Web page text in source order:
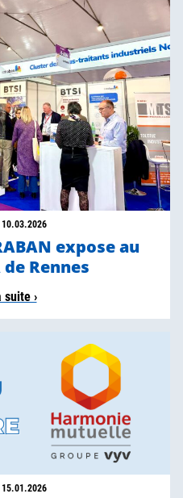
10.03.2026
expose au
de Rennes
›
15.01.2026